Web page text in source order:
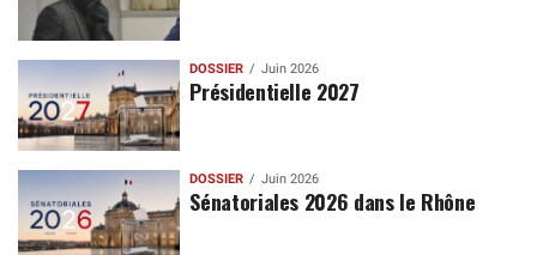
DOSSIER Juin 2026
Présidentielle 2027
DOSSIER Juin 2026
Sénatoriales 2026 dans le Rhône